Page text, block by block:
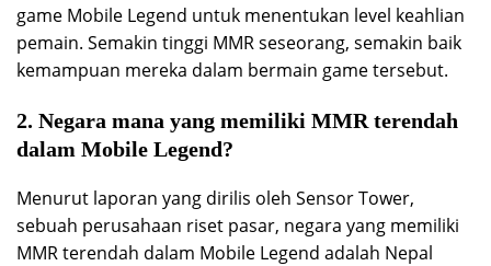
game Mobile Legend untuk menentukan level keahlian
pemain. Semakin tinggi MMR seseorang, semakin baik
kemampuan mereka dalam bermain game tersebut.
2. Negara mana yang memiliki MMR terendah
dalam Mobile Legend?
Menurut laporan yang dirilis oleh Sensor Tower,
sebuah perusahaan riset pasar, negara yang memiliki
MMR terendah dalam Mobile Legend adalah Nepal